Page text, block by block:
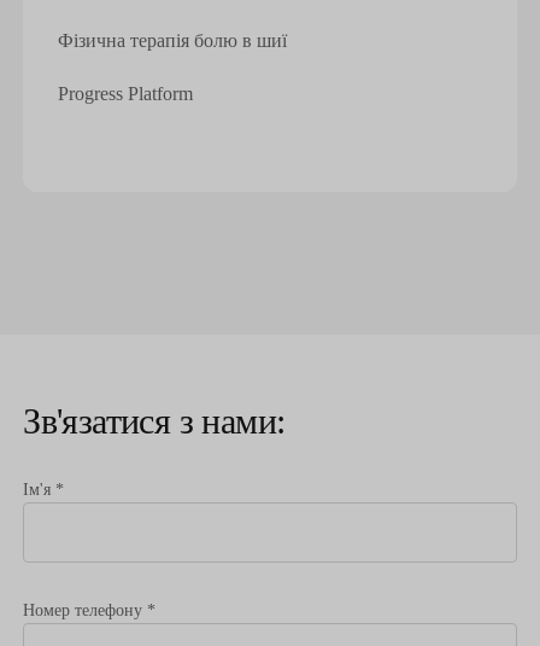
Фізична терапія болю в шиї
Progress Platform
Зв'язатися з нами:
Ім'я *
Номер телефону *